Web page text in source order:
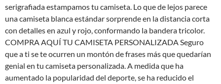
serigrafiada estampamos tu camiseta. Lo que de lejos parece
una camiseta blanca estándar sorprende en la distancia corta
con detalles en azul y rojo, conformando la bandera tricolor.
COMPRA AQUÍ TU CAMISETA PERSONALIZADA Seguro
que a ti se te ocurren un montón de frases más que quedarían
genial en tu camiseta personalizada. A medida que ha
aumentado la popularidad del deporte, se ha reducido el